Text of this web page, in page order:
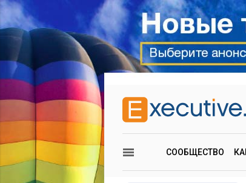
СООБЩЕСТВО